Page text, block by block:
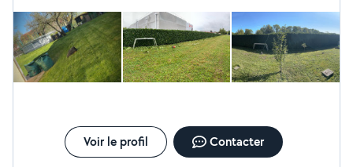
Voir le profil Contacter